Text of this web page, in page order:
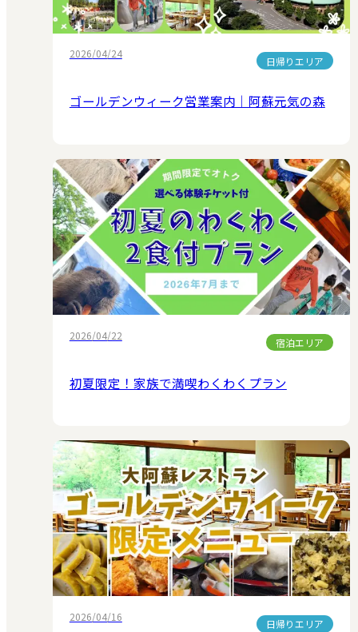
2026/04/24
日帰りエリア
ゴールデンウィーク営業案内｜阿蘇元気の森
2026/04/22
宿泊エリア
初夏限定！家族で満喫わくわくプラン
2026/04/16
日帰りエリア